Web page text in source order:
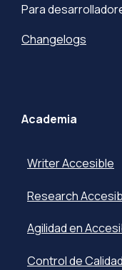
Para
Changelogs
Academia
Writer Accesible
Research
Agilidad en
Control de